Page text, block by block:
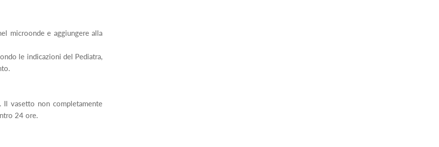
microonde e aggiungere alla
le indicazioni del Pediatra,
vasetto non completamente
24 ore.